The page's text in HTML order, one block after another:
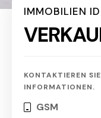
IMMOBILIEN
KONTAKTIEREN
INFORMATIONEN.
GSM